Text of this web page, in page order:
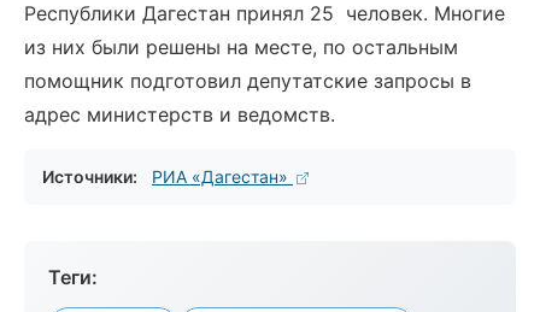
Республики Дагестан принял 25 человек. Многие
из них были решены на месте, по остальным
помощник подготовил депутатские запросы в
адрес министерств и ведомств.
Источники: РИА «Дагестан»
Теги: